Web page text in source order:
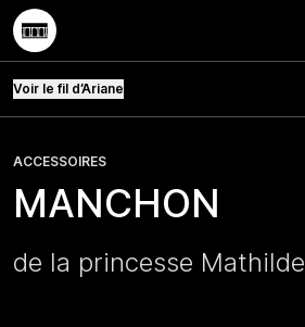
Voir le fil d’Ariane
ACCESSOIRES
MANCHON
de la princesse Mathilde